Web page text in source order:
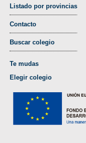
Listado por provincias
Contacto
Buscar colegio
Te mudas
Elegir colegio